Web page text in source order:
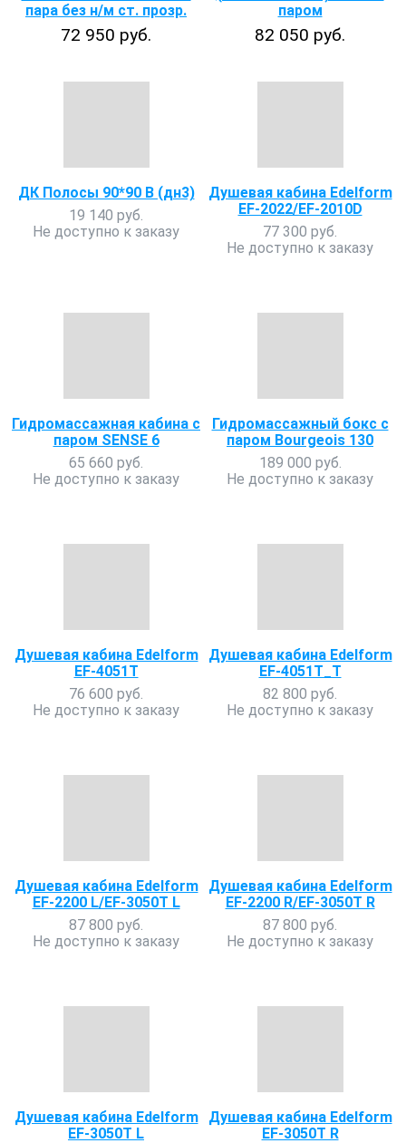
пара без н/м ст. прозр.
72 950 руб.
паром
82 050 руб.
ДК Полосы 90*90 В (дн3)
19 140 руб.
Не доступно к заказу
Душевая кабина Edelform
EF-2022/EF-2010D
77 300 руб.
Не доступно к заказу
Гидромассажная кабина с
паром SENSE 6
65 660 руб.
Не доступно к заказу
Гидромассажный бокс с
паром Bourgeois 130
189 000 руб.
Не доступно к заказу
Душевая кабина Edelform
EF-4051T
76 600 руб.
Не доступно к заказу
Душевая кабина Edelform
EF-4051T_T
82 800 руб.
Не доступно к заказу
Душевая кабина Edelform
EF-2200 L/EF-3050T L
87 800 руб.
Не доступно к заказу
Душевая кабина Edelform
EF-2200 R/EF-3050T R
87 800 руб.
Не доступно к заказу
Душевая кабина Edelform
EF-3050T L
Душевая кабина Edelform
EF-3050T R